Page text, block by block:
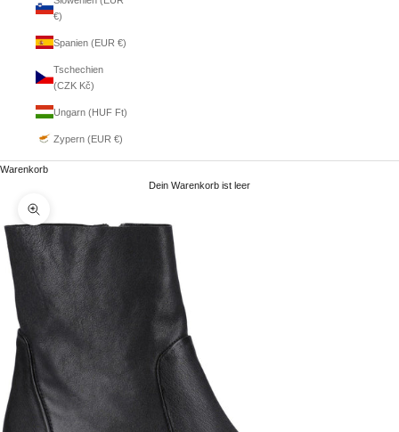
€)
Spanien (EUR €)
Tschechien
(CZK Kč)
Ungarn (HUF Ft)
Zypern (EUR €)
Warenkorb
Dein Warenkorb ist leer
Bild vergrößern